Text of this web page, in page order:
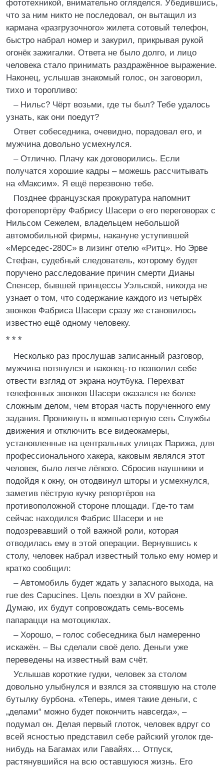
фототехникой, внимательно огляделся. Убедившись,
что за ним никто не последовал, он вытащил из
кармана «разгрузочного» жилета сотовый телефон,
быстро набрал номер и закурил, прикрывая рукой
огонёк зажигалки. Ответа не было долго, и лицо
человека стало принимать раздражённое выражение.
Наконец, услышав знакомый голос, он заговорил,
тихо и торопливо:
– Нильс? Чёрт возьми, где ты был? Тебе удалось
узнать, как они поедут?
Ответ собеседника, очевидно, порадовал его, и
мужчина довольно усмехнулся.
– Отлично. Плачу как договорились. Если
получатся хорошие кадры – можешь рассчитывать
на «Максим». Я ещё перезвоню тебе.
Позднее французская прокуратура напомнит
фоторепортёру Фабрису Шасери о его переговорах с
Нильсом Сежелем, владельцем небольшой
автомобильной фирмы, накануне уступившей
«Мерседес-280С» в лизинг отелю «Ритц». Но Эрве
Стефан, судебный следователь, которому будет
поручено расследование причин смерти Дианы
Спенсер, бывшей принцессы Уэльской, никогда не
узнает о том, что содержание каждого из четырёх
звонков Фабриса Шасери сразу же становилось
известно ещё одному человеку.
* * *
Несколько раз прослушав записанный разговор,
мужчина потянулся и наконец-то позволил себе
отвести взгляд от экрана ноутбука. Перехват
телефонных звонков Шасери оказался не более
сложным делом, чем вторая часть порученного ему
задания. Проникнуть в компьютерную сеть Службы
движения и отключить все видеокамеры,
установленные на центральных улицах Парижа, для
профессионального хакера, каковым являлся этот
человек, было легче лёгкого. Сбросив наушники и
подойдя к окну, он отодвинул шторы и усмехнулся,
заметив пёструю кучку репортёров на
противоположной стороне площади. Где-то там
сейчас находился Фабрис Шасери и не
подозревавший о той важной роли, которая
отводилась ему в этой операции. Вернувшись к
столу, человек набрал известный только ему номер и
кратко сообщил:
– Автомобиль будет ждать у запасного выхода, на
rue des Capucines. Цель поездки в XV районе.
Думаю, их будут сопровождать семь-восемь
папарацци на мотоциклах.
– Хорошо, – голос собеседника был намеренно
искажён. – Вы сделали своё дело. Деньги уже
переведены на известный вам счёт.
Услышав короткие гудки, человек за столом
довольно улыбнулся и взялся за стоявшую на столе
бутылку бурбона. «Теперь, имея такие деньги, с
„делами“ можно будет покончить навсегда», –
подумал он. Делая первый глоток, человек вдруг со
всей ясностью представил себе райский уголок где-
нибудь на Багамах или Гавайях… Отпуск,
растянувшийся на всю оставшуюся жизнь. Его